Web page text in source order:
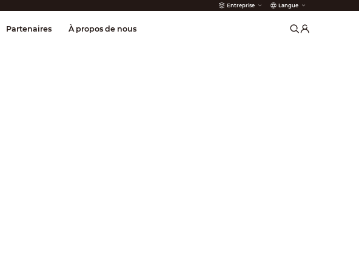
Entreprise Langue
Détection incendie
Partenaires À propos de nous